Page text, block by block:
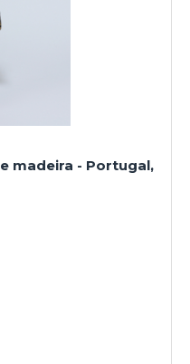
madeira - Portugal,